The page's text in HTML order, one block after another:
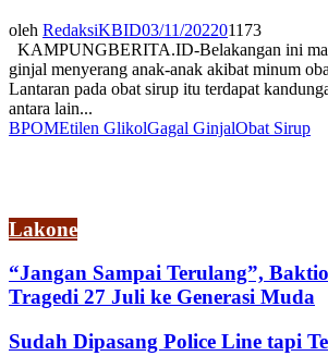
oleh RedaksiKBID03/11/202201173
KAMPUNGBERITA.ID-Belakangan ini
ginjal menyerang anak-anak akibat minum
Lantaran pada obat sirup itu terdapat
antara lain...
BPOMEtilen GlikolGagal GinjalObat Sirup
Lakone
“Jangan Sampai Terulang”,
Tragedi 27 Juli ke Generasi Muda
Sudah Dipasang Police Line tapi